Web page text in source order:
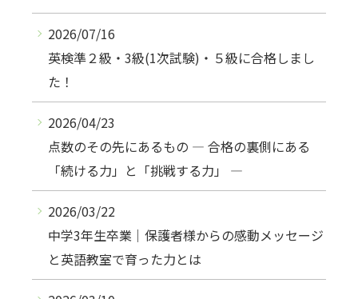
2026/07/16
英検準２級・3級(1次試験)・５級に合格しまし
た！
2026/04/23
点数のその先にあるもの ― 合格の裏側にある
「続ける力」と「挑戦する力」 ―
2026/03/22
中学3年生卒業｜保護者様からの感動メッセージ
と英語教室で育った力とは